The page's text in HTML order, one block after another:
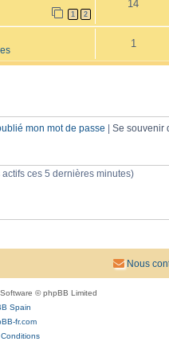
i
l
e
l
a
i
s
1 2
14
1
mon mot de passe Se souvenir
ces 5 dernières minutes)
Nous
© phpBB Limited
Spain
fr.com
Conditions